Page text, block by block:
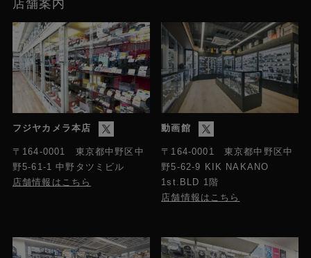
店舗案内
フジヤカメラ本店
〒164-0001 東京都中野区中
野5-61-1 中野タツミビル
店舗情報はこちら
動画館
〒164-0001 東京都中野区中
野5-62-9 KIK NAKANO
1st.BLD 1階
店舗情報はこちら